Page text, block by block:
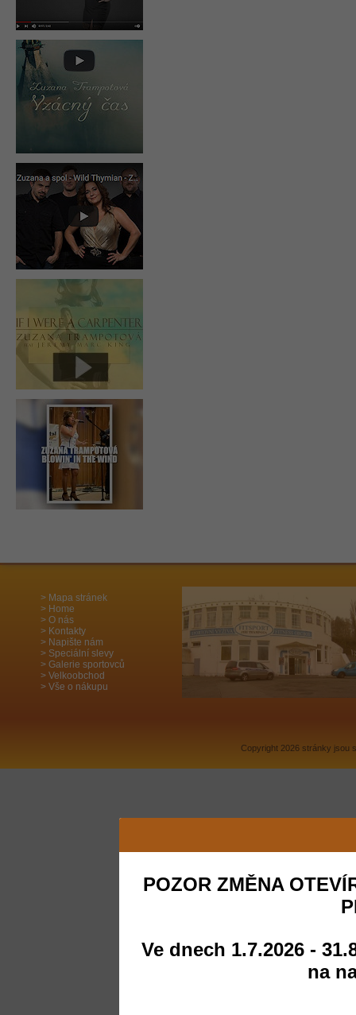
Mapa stránek
Home
O nás
Kontakty
Napište nám
Speciální slevy
Galerie sportovců
Velkoobchod
Vše o nákupu
POZOR ZMĚNA
Ve dnech 1.7.2026 -
na
Copyright 2026 stránky jsou